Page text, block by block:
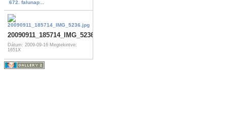
672. falunap...
20090911_185714_IMG_5236.jpg
Dátum: 2009-09-16 Megtekintve:
1651X